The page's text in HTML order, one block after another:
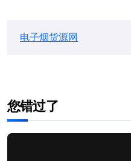
电子烟货源网
您错过了